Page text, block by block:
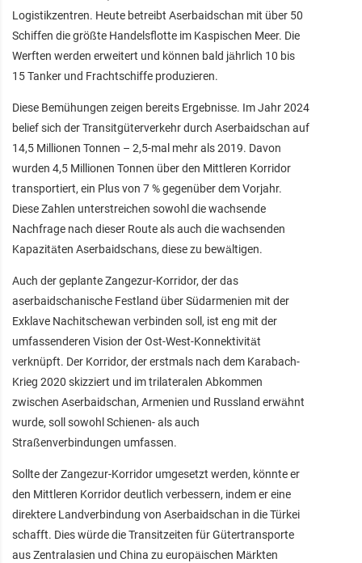
Logistikzentren. Heute betreibt Aserbaidschan mit über 50
Schiffen die größte Handelsflotte im Kaspischen Meer. Die
Werften werden erweitert und können bald jährlich 10 bis
15 Tanker und Frachtschiffe produzieren.
Diese Bemühungen zeigen bereits Ergebnisse. Im Jahr 2024
belief sich der Transitgüterverkehr durch Aserbaidschan auf
14,5 Millionen Tonnen – 2,5-mal mehr als 2019. Davon
wurden 4,5 Millionen Tonnen über den Mittleren Korridor
transportiert, ein Plus von 7 % gegenüber dem Vorjahr.
Diese Zahlen unterstreichen sowohl die wachsende
Nachfrage nach dieser Route als auch die wachsenden
Kapazitäten Aserbaidschans, diese zu bewältigen.
Auch der geplante Zangezur-Korridor, der das
aserbaidschanische Festland über Südarmenien mit der
Exklave Nachitschewan verbinden soll, ist eng mit der
umfassenderen Vision der Ost-West-Konnektivität
verknüpft. Der Korridor, der erstmals nach dem Karabach-
Krieg 2020 skizziert und im trilateralen Abkommen
zwischen Aserbaidschan, Armenien und Russland erwähnt
wurde, soll sowohl Schienen- als auch
Straßenverbindungen umfassen.
Sollte der Zangezur-Korridor umgesetzt werden, könnte er
den Mittleren Korridor deutlich verbessern, indem er eine
direktere Landverbindung von Aserbaidschan in die Türkei
schafft. Dies würde die Transitzeiten für Gütertransporte
aus Zentralasien und China zu europäischen Märkten